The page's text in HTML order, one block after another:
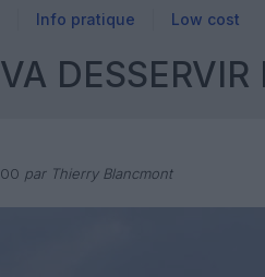
Info pratique Low cost
DESSERVIR
par Thierry Blancmont